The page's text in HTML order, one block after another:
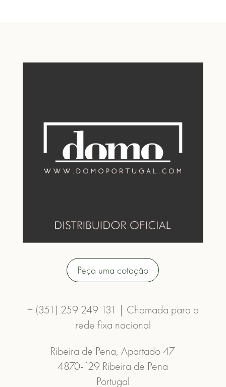
Peça uma cotação
+ (351) 259 249 131 | Chamada para a
rede fixa nacional
Ribeira de Pena, Apartado 47
4870-129 Ribeira de Pena
Portugal